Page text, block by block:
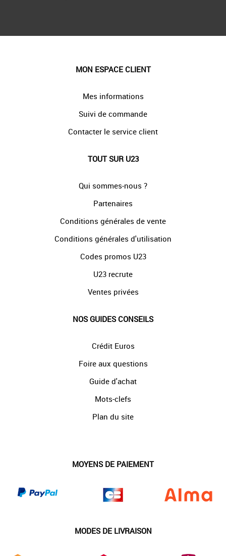
MON ESPACE CLIENT
Mes informations
Suivi de commande
Contacter le service client
TOUT SUR U23
Qui sommes-nous ?
Partenaires
Conditions générales de vente
Conditions générales d'utilisation
Codes promos U23
U23 recrute
Ventes privées
NOS GUIDES CONSEILS
Crédit Euros
Foire aux questions
Guide d'achat
Mots-clefs
Plan du site
MOYENS DE PAIEMENT
MODES DE LIVRAISON